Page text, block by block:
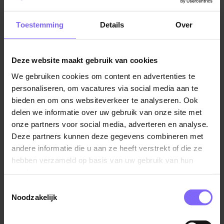
Toestemming Details Over
Deze website maakt gebruik van cookies
We gebruiken cookies om content en advertenties te
personaliseren, om vacatures via social media aan te
bieden en om ons websiteverkeer te analyseren. Ook
delen we informatie over uw gebruik van onze site met
onze partners voor social media, adverteren en analyse.
Deze partners kunnen deze gegevens combineren met
andere informatie die u aan ze heeft verstrekt of die ze
hebben verzameld op basis van uw gebruik van hun
Noodzakelijk
Jij werkt in een hecht team van vakmannen binnen
Services & Projects. Samen zorgen jullie dat klanten
altijd kunnen rekenen op hun machines. Je werkt aan
doet.
Je bent veel onderweg, bij verschillende klanten en
projecten. Geen dag is hetzelfde. Jij zorgt er samen
met je senior collega voor dat
metaalbewerkingsmachines draaien als een zonnetje.
Jouw dag? Die is actief, afwisselend en technisch
uitdagend.
metaalbewerkingsmachines bij klanten of in de